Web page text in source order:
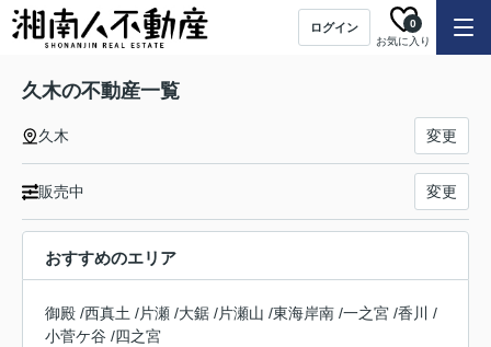
ログイン
お気に入り
0
久木の不動産一覧
久木 変更
販売中 変更
おすすめのエリア
御殿 /西真土 /片瀬 /大鋸 /片瀬山 /東海岸南 /一之宮 /香川
/
小菅ケ谷 /四之宮